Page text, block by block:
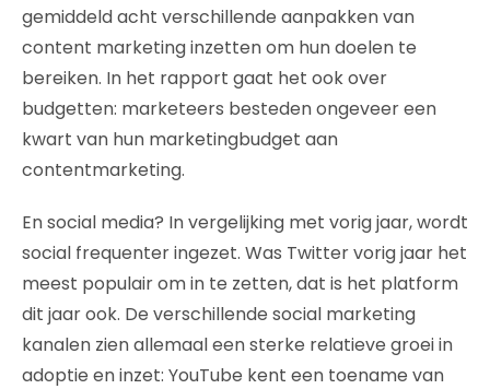
gemiddeld acht verschillende aanpakken van
content marketing inzetten om hun doelen te
bereiken. In het rapport gaat het ook over
budgetten: marketeers besteden ongeveer een
kwart van hun marketingbudget aan
contentmarketing.
En social media? In vergelijking met vorig jaar, wordt
social frequenter ingezet. Was Twitter vorig jaar het
meest populair om in te zetten, dat is het platform
dit jaar ook. De verschillende social marketing
kanalen zien allemaal een sterke relatieve groei in
adoptie en inzet: YouTube kent een toename van